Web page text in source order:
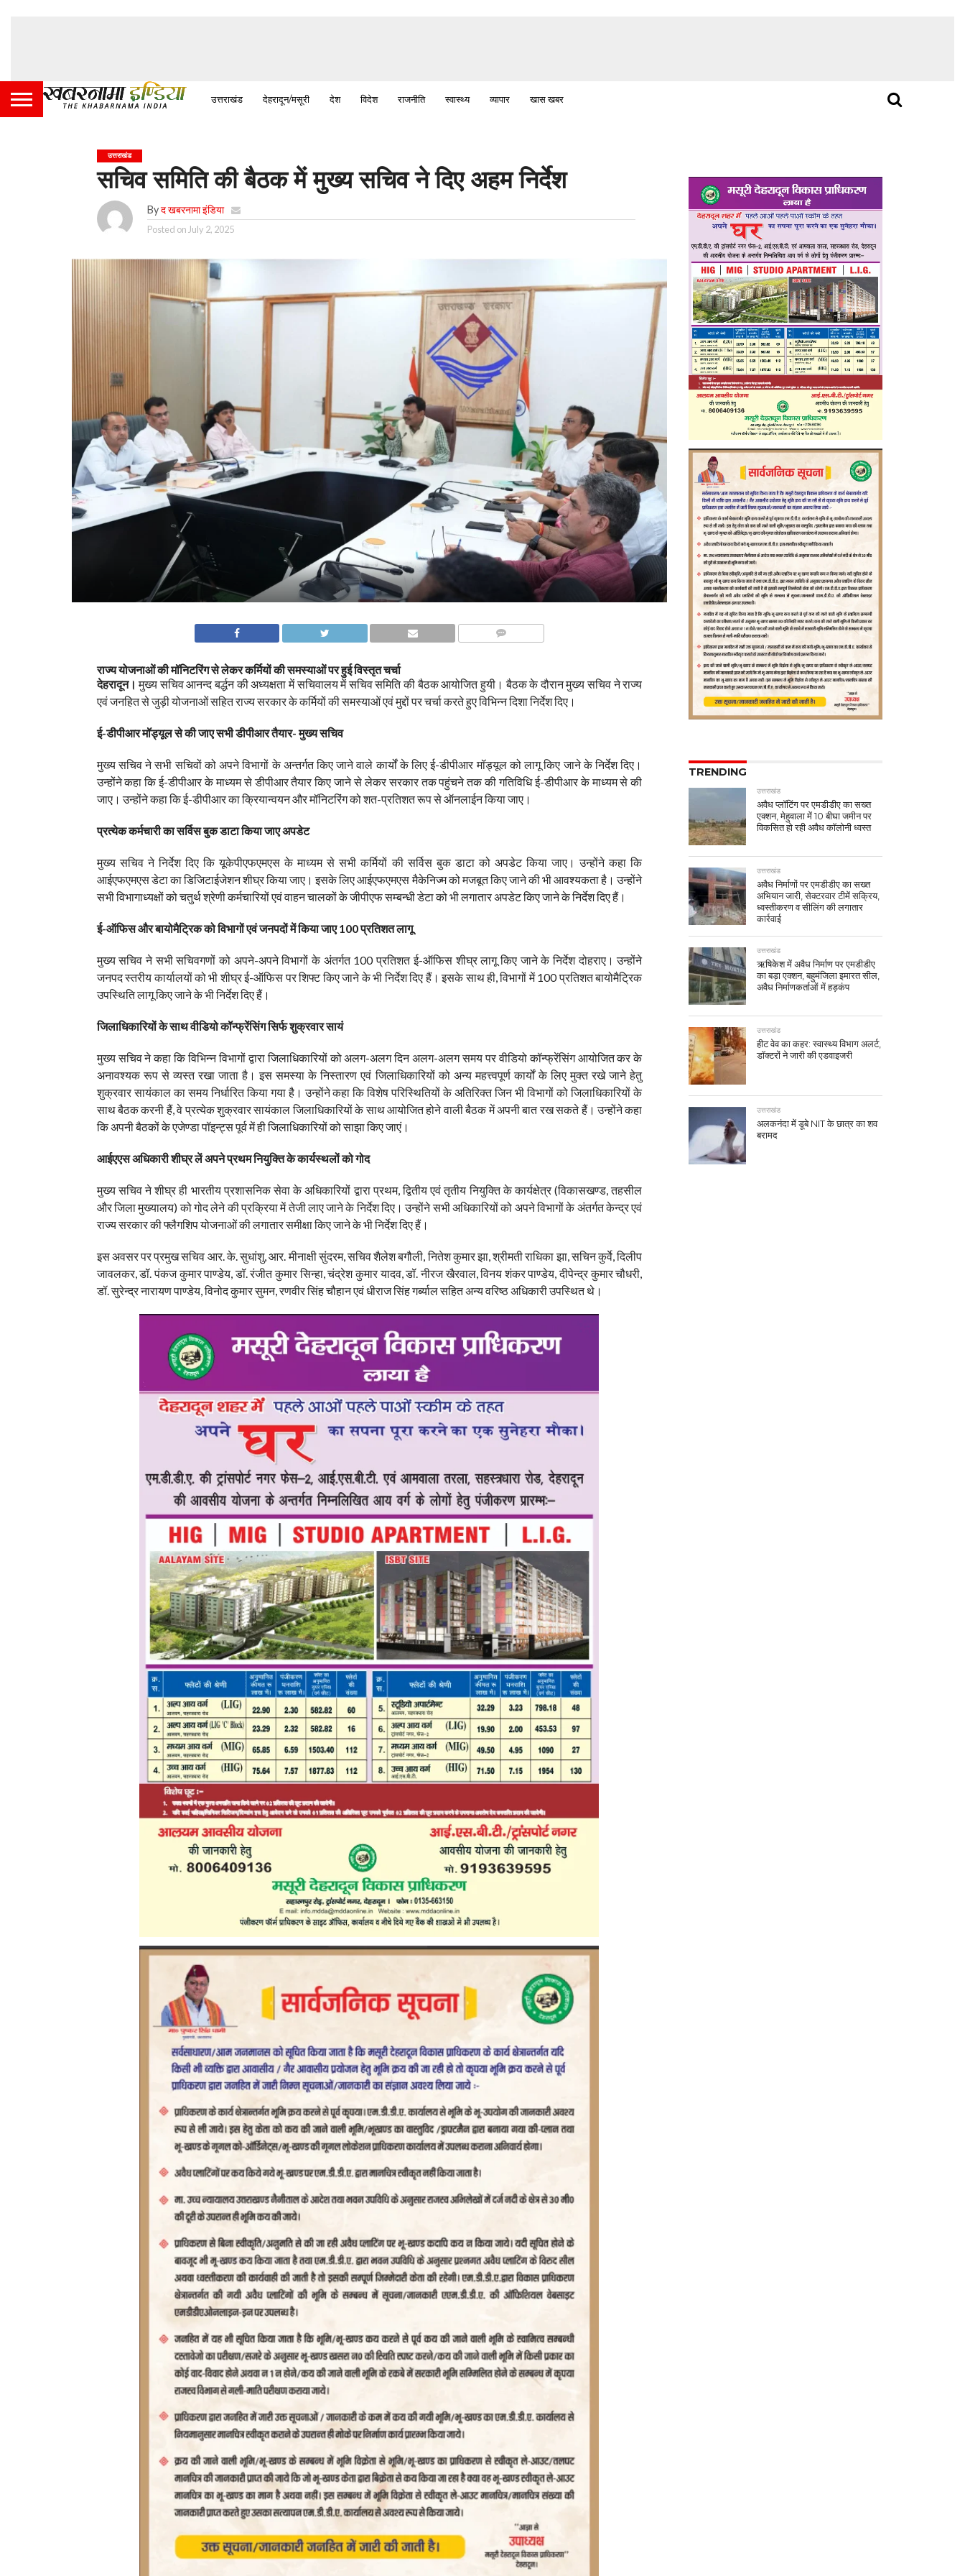
उत्तराखंड देहरादून/मसूरी देश विदेश राजनीति स्वास्थ्य व्यापार खास खबर
उत्तराखंड
सचिव समिति की बैठक में मुख्य सचिव ने दिए अहम निर्देश
Byद खबरनामा इंडिया
Posted on July 2, 2025
राज्य योजनाओं की मॉनिटरिंग से लेकर कर्मियों की समस्याओं पर हुई विस्तृत चर्चा
देहरादून। मुख्य सचिव आनन्द बर्द्धन की अध्यक्षता में सचिवालय में सचिव समिति की बैठक आयोजित हुयी। बैठक के दौरान मुख्य सचिव ने राज्य
एवं जनहित से जुड़ी योजनाओं सहित राज्य सरकार के कर्मियों की समस्याओं एवं मुद्दों पर चर्चा करते हुए विभिन्न दिशा निर्देश दिए।
ई-डीपीआर मॉड्यूल से की जाए सभी डीपीआर तैयार- मुख्य सचिव
मुख्य सचिव ने सभी सचिवों को अपने विभागों के अन्तर्गत किए जाने वाले कार्यों के लिए ई-डीपीआर मॉड्यूल को लागू किए जाने के निर्देश दिए।
उन्होंने कहा कि ई-डीपीआर के माध्यम से डीपीआर तैयार किए जाने से लेकर सरकार तक पहुंचने तक की गतिविधि ई-डीपीआर के माध्यम से की
जाए। उन्होंने कहा कि ई-डीपीआर का क्रियान्वयन और मॉनिटरिंग को शत-प्रतिशत रूप से ऑनलाईन किया जाए।
प्रत्येक कर्मचारी का सर्विस बुक डाटा किया जाए अपडेट
मुख्य सचिव ने निर्देश दिए कि यूकेपीएफएमएस के माध्यम से सभी कर्मियों की सर्विस बुक डाटा को अपडेट किया जाए। उन्होंने कहा कि
आईएफएमएस डेटा का डिजिटाईजेशन शीघ्र किया जाए। इसके लिए आईएफएमएस मैकेनिज्म को मजबूत किए जाने की भी आवश्यकता है। उन्होंने
सभी विभागाध्यक्षों को चतुर्थ श्रेणी कर्मचारियों एवं वाहन चालकों के जीपीएफ सम्बन्धी डेटा को भी लगातार अपडेट किए जाने के निर्देश दिए हैं।
ई-ऑफिस और बायोमैट्रिक को विभागों एवं जनपदों में किया जाए 100 प्रतिशत लागू
मुख्य सचिव ने सभी सचिवगणों को अपने-अपने विभागों के अंतर्गत 100 प्रतिशत ई-ऑफिस शीघ्र लागू किए जाने के निर्देश दोहराए। उन्होंने
जनपद स्तरीय कार्यालयों को भी शीघ्र ई-ऑफिस पर शिफ्ट किए जाने के भी निर्देश दिए हैं। इसके साथ ही, विभागों में 100 प्रतिशत बायोमैट्रिक
उपस्थिति लागू किए जाने के भी निर्देश दिए हैं।
जिलाधिकारियों के साथ वीडियो कॉन्फ्रेंसिंग सिर्फ शुक्रवार सायं
मुख्य सचिव ने कहा कि विभिन्न विभागों द्वारा जिलाधिकारियों को अलग-अलग दिन अलग-अलग समय पर वीडियो कॉन्फ्रेंसिंग आयोजित कर के
अनावश्यक रूप से व्यस्त रखा जाता है। इस समस्या के निस्तारण एवं जिलाधिकारियों को अन्य महत्त्वपूर्ण कार्यों के लिए मुक्त रखे जाने हेतु
शुक्रवार सायंकाल का समय निर्धारित किया गया है। उन्होंने कहा कि विशेष परिस्थितियों के अतिरिक्त जिन भी विभागों को जिलाधिकारियों के
साथ बैठक करनी हैं, वे प्रत्येक शुक्रवार सायंकाल जिलाधिकारियों के साथ आयोजित होने वाली बैठक में अपनी बात रख सकते हैं। उन्होंने कहा
कि अपनी बैठकों के एजेण्डा पॉइन्ट्स पूर्व में ही जिलाधिकारियों को साझा किए जाएं।
आईएएस अधिकारी शीघ्र लें अपने प्रथम नियुक्ति के कार्यस्थलों को गोद
मुख्य सचिव ने शीघ्र ही भारतीय प्रशासनिक सेवा के अधिकारियों द्वारा प्रथम, द्वितीय एवं तृतीय नियुक्ति के कार्यक्षेत्र (विकासखण्ड, तहसील
और जिला मुख्यालय) को गोद लेने की प्रक्रिया में तेजी लाए जाने के निर्देश दिए। उन्होंने सभी अधिकारियों को अपने विभागों के अंतर्गत केन्द्र एवं
राज्य सरकार की फ्लैगशिप योजनाओं की लगातार समीक्षा किए जाने के भी निर्देश दिए हैं।
इस अवसर पर प्रमुख सचिव आर. के. सुधांशु, आर. मीनाक्षी सुंदरम, सचिव शैलेश बगौली, नितेश कुमार झा, श्रीमती राधिका झा, सचिन कुर्वे, दिलीप
जावलकर, डॉ. पंकज कुमार पाण्डेय, डॉ. रंजीत कुमार सिन्हा, चंद्रेश कुमार यादव, डॉ. नीरज खैरवाल, विनय शंकर पाण्डेय, दीपेन्द्र कुमार चौधरी,
डॉ. सुरेन्द्र नारायण पाण्डेय, विनोद कुमार सुमन, रणवीर सिंह चौहान एवं धीराज सिंह गर्ब्याल सहित अन्य वरिष्ठ अधिकारी उपस्थित थे।
TRENDING
उत्तराखंड
अवैध प्लॉटिंग पर एमडीडीए का सख्त
एक्शन, मेहुवाला में 10 बीघा जमीन पर
विकसित हो रही अवैध कॉलोनी ध्वस्त
उत्तराखंड
अवैध निर्माणों पर एमडीडीए का सख्त
अभियान जारी, सेक्टरवार टीमें सक्रिय,
ध्वस्तीकरण व सीलिंग की लगातार
कार्रवाई
उत्तराखंड
ऋषिकेश में अवैध निर्माण पर एमडीडीए
का बड़ा एक्शन, बहुमंजिला इमारत सील,
अवैध निर्माणकर्ताओं में हड़कंप
उत्तराखंड
हीट वेव का कहर: स्वास्थ्य विभाग अलर्ट,
डॉक्टरों ने जारी की एडवाइजरी
उत्तराखंड
अलकनंदा में डूबे NIT के छात्र का शव
बरामद